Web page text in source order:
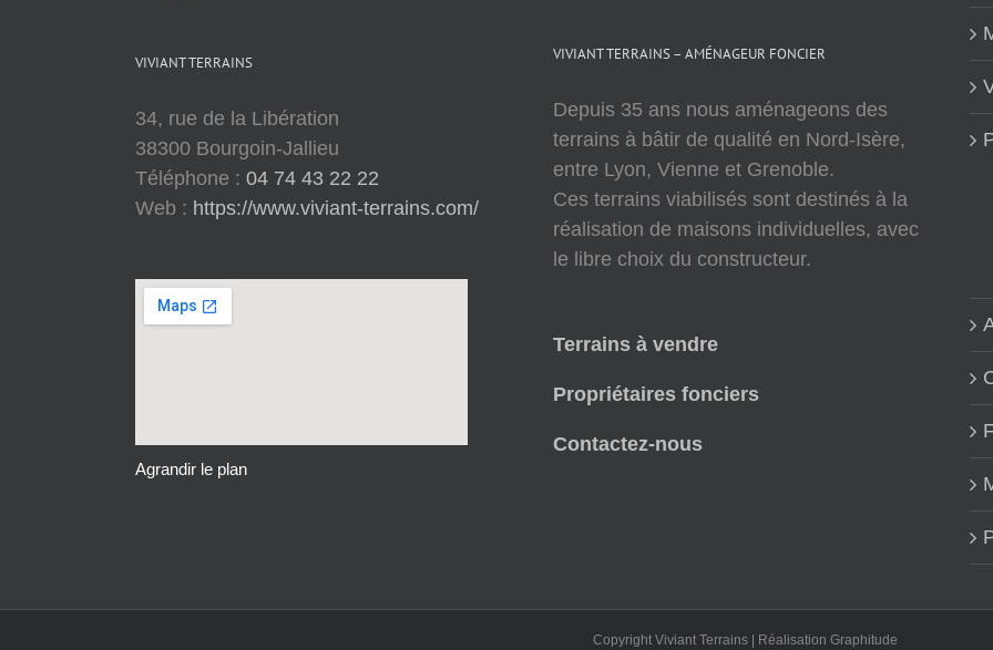
VIVIANT TERRAINS
34, rue de la Libération
38300 Bourgoin-Jallieu
Téléphone : 04 74 43 22 22
Web : https://www.viviant-terrains.com/
Agrandir le plan
VIVIANT TERRAINS – AMÉNAGEUR FONCIER
Depuis 35 ans nous aménageons des
terrains à bâtir de qualité en Nord-Isère,
entre Lyon, Vienne et Grenoble.
Ces terrains viabilisés sont destinés à la
réalisation de maisons individuelles, avec
le libre choix du constructeur.
Terrains à vendre
Propriétaires fonciers
Contactez-nous
Copyright Viviant Terrains | Réalisation Graphitude